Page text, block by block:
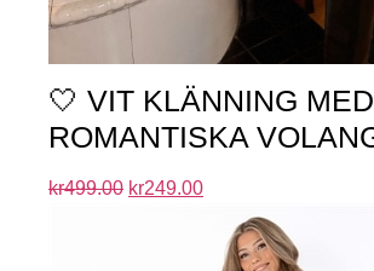
🤍 VIT KLÄNNING MED
ROMANTISKA
kr499.00 kr249.00